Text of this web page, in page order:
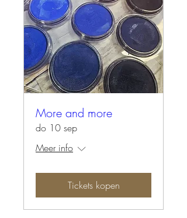
More and more
do 10 sep
Meer info
Tickets kopen